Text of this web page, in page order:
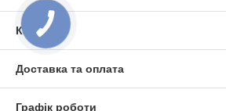
Контакти
Доставка та оплата
Графік роботи